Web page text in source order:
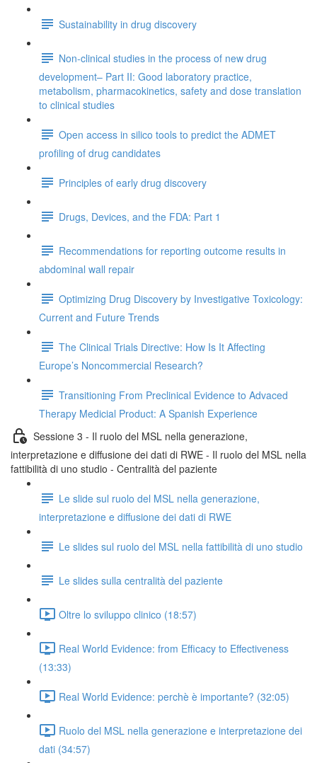
Sustainability in drug discovery
Non-clinical studies in the process of new drug
development– Part II: Good laboratory practice,
metabolism, pharmacokinetics, safety and dose translation
to clinical studies
Open access in silico tools to predict the ADMET
profiling of drug candidates
Principles of early drug discovery
Drugs, Devices, and the FDA: Part 1
Recommendations for reporting outcome results in
abdominal wall repair
Optimizing Drug Discovery by Investigative Toxicology:
Current and Future Trends
The Clinical Trials Directive: How Is It Affecting
Europe’s Noncommercial Research?
Transitioning From Preclinical Evidence to Advaced
Therapy Medicial Product: A Spanish Experience
Sessione 3 - Il ruolo del MSL nella generazione,
interpretazione e diffusione dei dati di RWE - Il ruolo del MSL nella
fattibilità di uno studio - Centralità del paziente
Le slide sul ruolo del MSL nella generazione,
interpretazione e diffusione dei dati di RWE
Le slides sul ruolo del MSL nella fattibilità di uno studio
Le slides sulla centralità del paziente
Oltre lo sviluppo clinico (18:57)
Real World Evidence: from Efficacy to Effectiveness
(13:33)
Real World Evidence: perchè è importante? (32:05)
Ruolo del MSL nella generazione e interpretazione dei
dati (34:57)